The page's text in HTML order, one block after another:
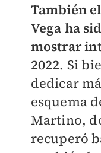
También
Vega ha
mostrar
2022. Si
dedicar
esquema
Martino,
recuperó